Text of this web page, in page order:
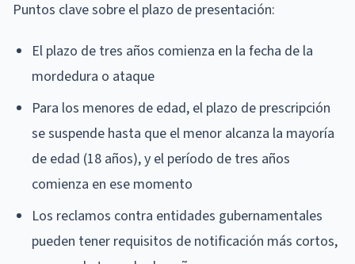
Puntos clave sobre el plazo de presentación:
El plazo de tres años comienza en la fecha de la
mordedura o ataque
Para los menores de edad, el plazo de prescripción
se suspende hasta que el menor alcanza la mayoría
de edad (18 años), y el período de tres años
comienza en ese momento
Los reclamos contra entidades gubernamentales
pueden tener requisitos de notificación más cortos,